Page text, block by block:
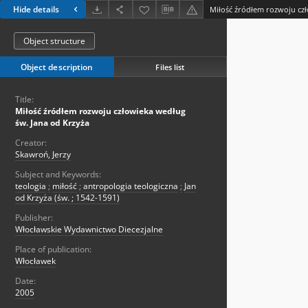
Hide details
Object structure
Object description Files list
Title:
Miłość źródłem rozwoju człowieka według
św. Jana od Krzyża
Creator:
Skawroń, Jerzy
Subject and Keywords:
teologia ; miłość ; antropologia teologiczna ; Jan
od Krzyża (św. ; 1542-1591)
Publisher:
Włocławskie Wydawnictwo Diecezjalne
Place of publication:
Włocławek
Date:
2005